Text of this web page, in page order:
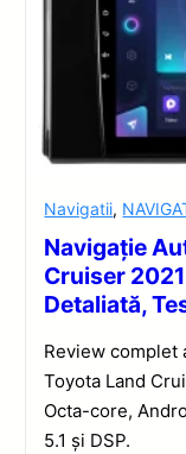
Navigatii,
Navigație
Cruiser
Detaliată,
Review complet
Toyota Land
Octa-core,
5.1 și DSP.